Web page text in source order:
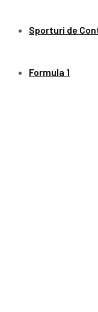
Sporturi de
Formula 1